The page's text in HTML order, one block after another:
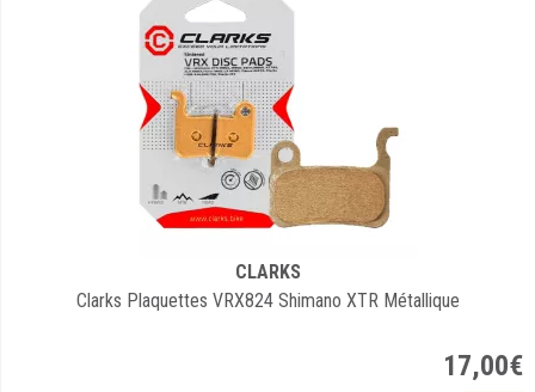
CLARKS
Clarks Plaquettes VRX824 Shimano XTR Métallique
17,00€